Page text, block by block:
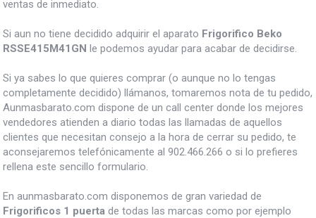
ventas de inmediato.
Si aun no tiene decidido adquirir el aparato Frigorifico Beko
RSSE415M41GN le podemos ayudar para acabar de decidirse.
Si ya sabes lo que quieres comprar (o aunque no lo tengas
completamente decidido) llámanos, tomaremos nota de tu pedido,
Aunmasbarato.com dispone de un call center donde los mejores
vendedores atienden a diario todas las llamadas de aquellos
clientes que necesitan consejo a la hora de cerrar su pedido, te
aconsejaremos telefónicamente al 902.466.266 o si lo prefieres
rellena este sencillo formulario.
En aunmasbarato.com disponemos de gran variedad de
Frigorificos 1 puerta de todas las marcas como por ejemplo